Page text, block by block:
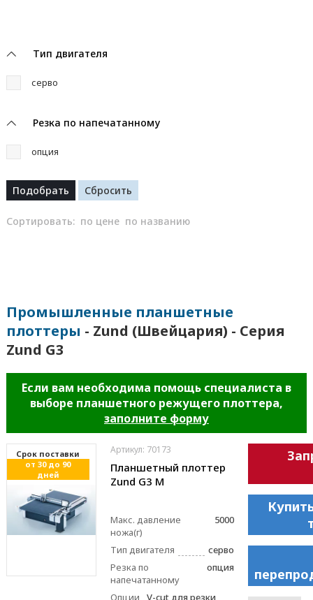
Тип двигателя
серво
Резка по напечатанному
опция
Сортировать: по цене по названию
Промышленные планшетные
плоттеры - Zund (Швейцария) - Серия
Zund G3
Если вам необходима помощь специалиста в
выборе планшетного режущего плоттера,
заполните форму
Cрок поставки
от 30 до 90
дней
Артикул: 70173
Планшетный плоттер
Zund G3 M
Макс. давление
ножа(г)
5000
Тип двигателя
серво
Резка по
напечатанному
опция
Опции
V-cut для резки